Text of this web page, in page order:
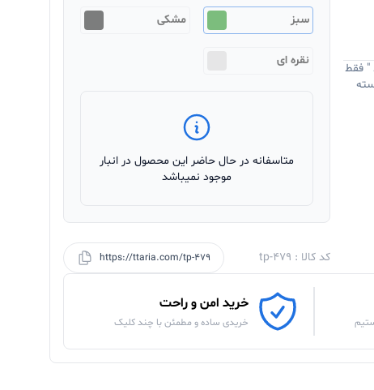
" فقط
سبز مشکی
نقره ای
متاسفانه در حال حاضر این محصول در انبار
موجود نمیباشد
کد کالا : tp-479 https://ttaria.com/tp-479
خرید امن و راحت
خریدی ساده و مطمئن با چند کلیک